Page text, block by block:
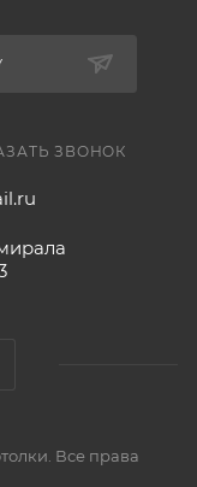
ЗВОНОК
Все права